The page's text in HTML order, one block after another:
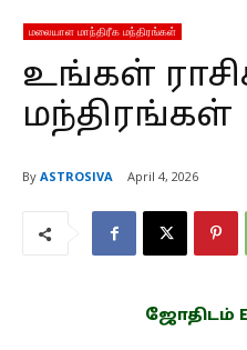
மலையாள மாந்திரீக மந்திரங்கள்
உங்கள்
மந்திரங்கள்
By ASTROSIVA April 4, 2026
ஜோதிடம் E -